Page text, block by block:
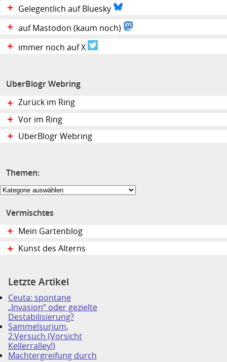
Gelegentlich auf Bluesky
auf Mastodon (kaum noch)
immer noch auf X
UberBlogr Webring
Zurück im Ring
Vor im Ring
UberBlogr Webring
Themen:
Themen:
Vermischtes
Mein Gartenblog
Kunst des Alterns
Letzte Artikel
Ceuta: spontane
„Invasion“ oder gezielte
Destabilisierung?
Sammelsurium,
2.Versuch (Vorsicht
Kellerralley!)
Machtergreifung durch